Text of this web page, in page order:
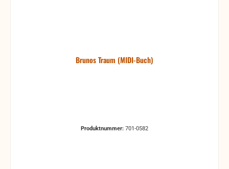
Brunos Traum (MIDI-Buch)
Produktnummer: 701-0582